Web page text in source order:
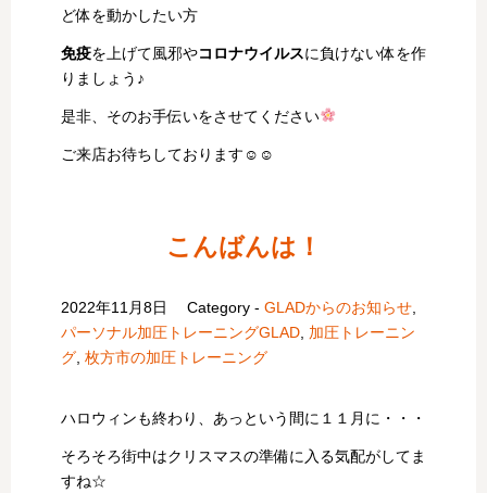
ど体を動かしたい方
免疫を上げて風邪やコロナウイルスに負けない体を作
りましょう♪
是非、そのお手伝いをさせてください
ご来店お待ちしております☺☺
こんばんは！
2022年11月8日 Category -GLADからのお知らせ
パーソナル加圧トレーニングGLAD 加圧トレーニン
グ 枚方市の加圧トレーニング
ハロウィンも終わり、あっという間に１１月に・・・
そろそろ街中はクリスマスの準備に入る気配がしてま
すね☆